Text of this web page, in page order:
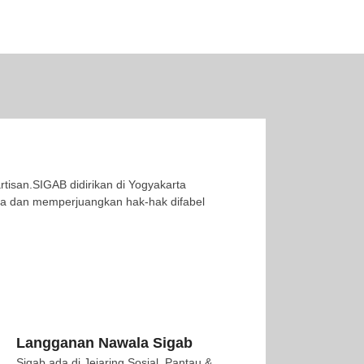
didirikan di Yogyakarta
dan memperjuangkan hak-hak difabel
Langganan Nawala Sigab